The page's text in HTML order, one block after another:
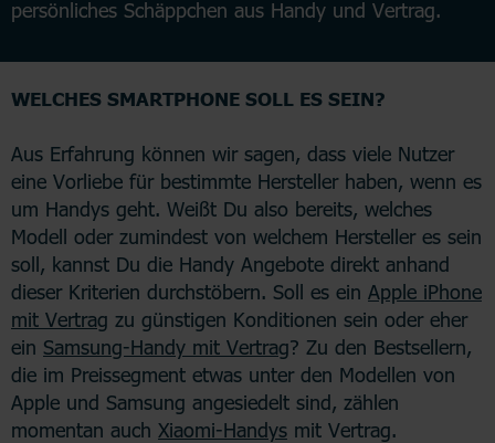
persönliches Schäppchen aus Handy und Vertrag.
WELCHES SMARTPHONE SOLL ES SEIN?
Aus Erfahrung können wir sagen, dass viele Nutzer
eine Vorliebe für bestimmte Hersteller haben, wenn es
um Handys geht. Weißt Du also bereits, welches
Modell oder zumindest von welchem Hersteller es sein
soll, kannst Du die Handy Angebote direkt anhand
dieser Kriterien durchstöbern. Soll es ein Apple iPhone
mit Vertrag zu günstigen Konditionen sein oder eher
ein Samsung-Handy mit Vertrag? Zu den Bestsellern,
die im Preissegment etwas unter den Modellen von
Apple und Samsung angesiedelt sind, zählen
momentan auch Xiaomi-Handys mit Vertrag.